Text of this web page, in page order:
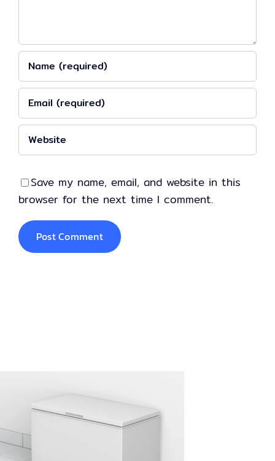
Save my name, email, and website in this
browser for the next time I comment.